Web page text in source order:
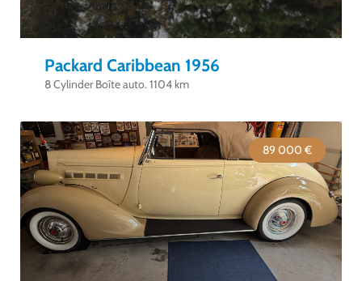
Packard Caribbean 1956
8 Cylinder Boîte auto. 1104 km
89 000 €